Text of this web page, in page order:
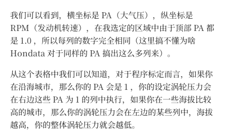
我们可以看到，横坐标是 PA（大气压），纵坐标是
RPM（发动机转速），在我选定的区域中由于顶部 PA 都
是 1.0 ，所以每列的数字完全相同（这里搞不懂为啥
Hondata 对于同样的 PA 搞出这么多列来）。
从这个表格中我们可以知道，对于程序标定而言，如果你
在沿海城市，那么你的 PA 会是 1 ，你的设定涡轮压力会
在右边这些 PA 为 1 的列中执行，如果你在一些海拔比较
高的城市，那么你的涡轮压力会在左边的某些列中，海拔
越高，你的整体涡轮压力就会越低。